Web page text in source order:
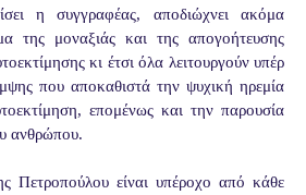
η συγγραφέας, αποδιώχνει ακόμα
της μοναξιάς και της απογοήτευσης
κι έτσι όλα λειτουργούν υπέρ
που αποκαθιστά την ψυχική ηρεμία
επομένως και την παρουσία
ανθρώπου.
Πετροπούλου είναι υπέροχο από κάθε